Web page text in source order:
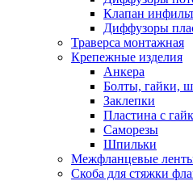
Клапан
Диффузоры
Траверса монтажная
Крепежные изделия
Анкера
Болты, гайки,
Заклепки
Пластина с
Саморезы
Шпильки
Межфланцевые
Скоба для стяжки